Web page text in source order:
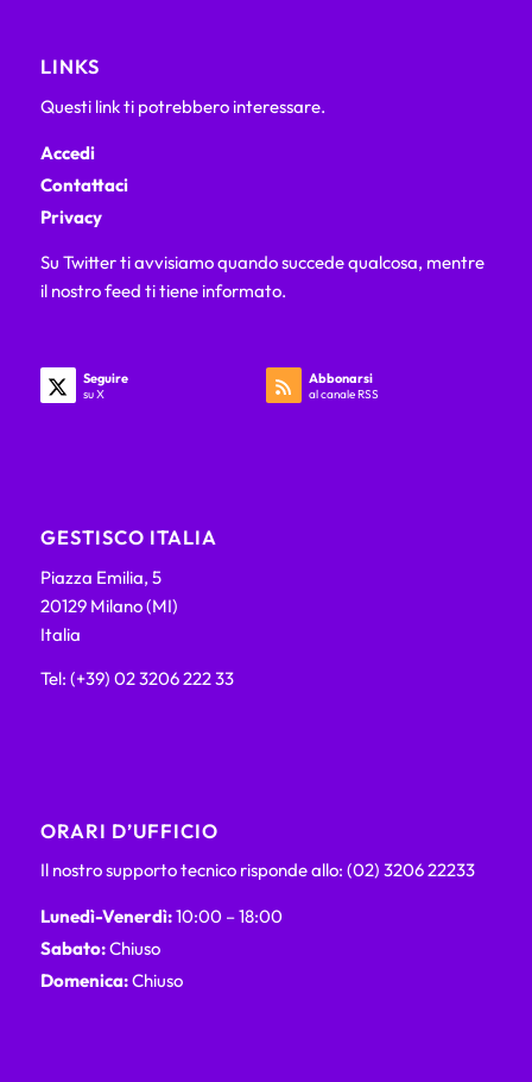
LINKS
Questi link ti potrebbero interessare.
Accedi
Contattaci
Privacy
Su Twitter ti avvisiamo quando succede qualcosa, mentre
il nostro feed ti tiene informato.
Seguire
su X
Abbonarsi
al canale RSS
GESTISCO ITALIA
Piazza Emilia, 5
20129 Milano (MI)
Italia
Tel: (+39) 02 3206 222 33
ORARI D’UFFICIO
Il nostro supporto tecnico risponde allo: (02) 3206 22233
Lunedì-Venerdì:10:00 – 18:00
Sabato:Chiuso
Domenica:Chiuso